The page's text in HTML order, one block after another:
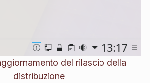
del rilascio della
distribuzione